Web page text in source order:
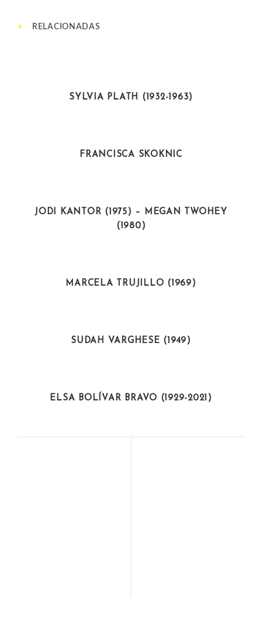
RELACIONADAS
SYLVIA PLATH (1932-1963)
FRANCISCA SKOKNIC
JODI KANTOR (1975) – MEGAN TWOHEY
(1980)
MARCELA TRUJILLO (1969)
SUDAH VARGHESE (1949)
ELSA BOLÍVAR BRAVO (1929-2021)